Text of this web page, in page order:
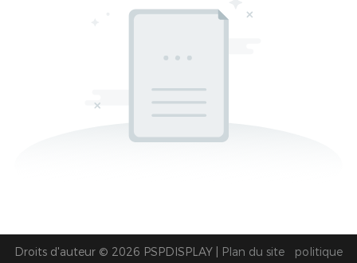
Droits d'auteur © 2026 PSPDISPLAY | Plan du site
politique